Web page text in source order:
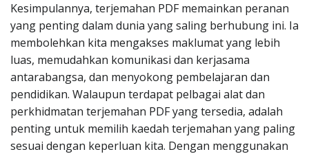
Kesimpulannya, terjemahan PDF memainkan peranan
yang penting dalam dunia yang saling berhubung ini. Ia
membolehkan kita mengakses maklumat yang lebih
luas, memudahkan komunikasi dan kerjasama
antarabangsa, dan menyokong pembelajaran dan
pendidikan. Walaupun terdapat pelbagai alat dan
perkhidmatan terjemahan PDF yang tersedia, adalah
penting untuk memilih kaedah terjemahan yang paling
sesuai dengan keperluan kita. Dengan menggunakan